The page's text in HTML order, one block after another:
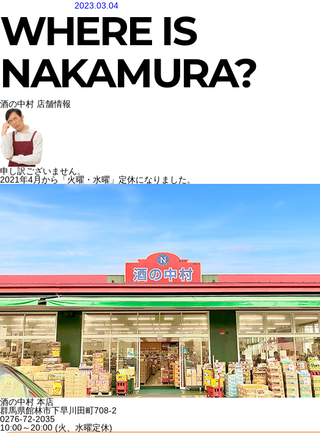
2023.03.04
WHERE IS
NAKAMURA?
酒の中村 店舗情報
申し訳ございません。
2021年4月から「火曜・水曜」定休になりました。
酒の中村 本店
群馬県館林市下早川田町708-2
0276-72-2035
10:00～20:00 (火、水曜定休)